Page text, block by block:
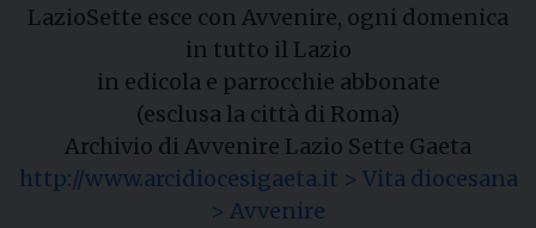
LazioSette esce con Avvenire, ogni domenica
in tutto il Lazio
in edicola e parrocchie abbonate
(esclusa la città di Roma)
Archivio di Avvenire Lazio Sette Gaeta
http://www.arcidiocesigaeta.it > Vita diocesana
> Avvenire